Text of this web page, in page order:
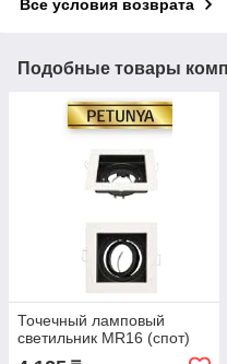
Все условия возврата
Подобные товары
Точечный ламповый
светильник MR16 (спот)